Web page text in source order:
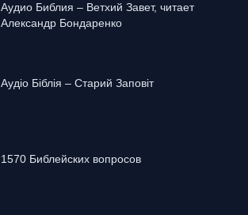
Аудио Библия – Ветхий Завет, читает
Александр Бондаренко
Аудіо Біблія – Старий Заповіт
1570 Библейских вопросов